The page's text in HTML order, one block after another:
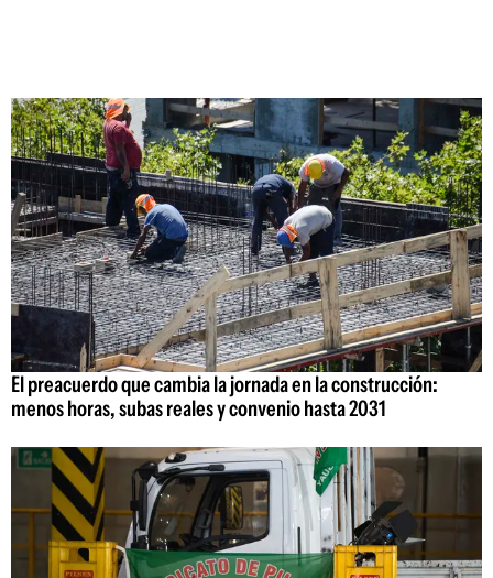
El preacuerdo que cambia la jornada en la construcción:
menos horas, subas reales y convenio hasta 2031